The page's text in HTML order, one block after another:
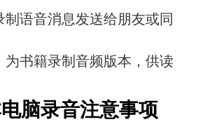
制语音消息发送给朋友或同
为书籍录制音频版本，供读
脑录音注意事项